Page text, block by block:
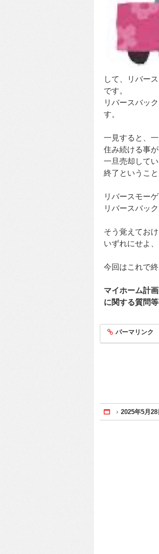
して、リバー
です。
リバースバッ
す。
一見すると、
住み続ける事
一旦売却して
終了ということ
リバースモー
リバースバッ
そう覚えてお
いずれにせよ
今回はこれで終
マイホーム計
に関する質問
entry1878
パーマリンク
Home
2025年5月28